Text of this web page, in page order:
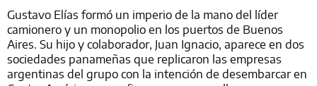
Gustavo Elías formó un imperio de la mano del líder
camionero y un monopolio en los puertos de Buenos
Aires. Su hijo y colaborador, Juan Ignacio, aparece en dos
sociedades panameñas que replicaron las empresas
argentinas del grupo con la intención de desembarcar en